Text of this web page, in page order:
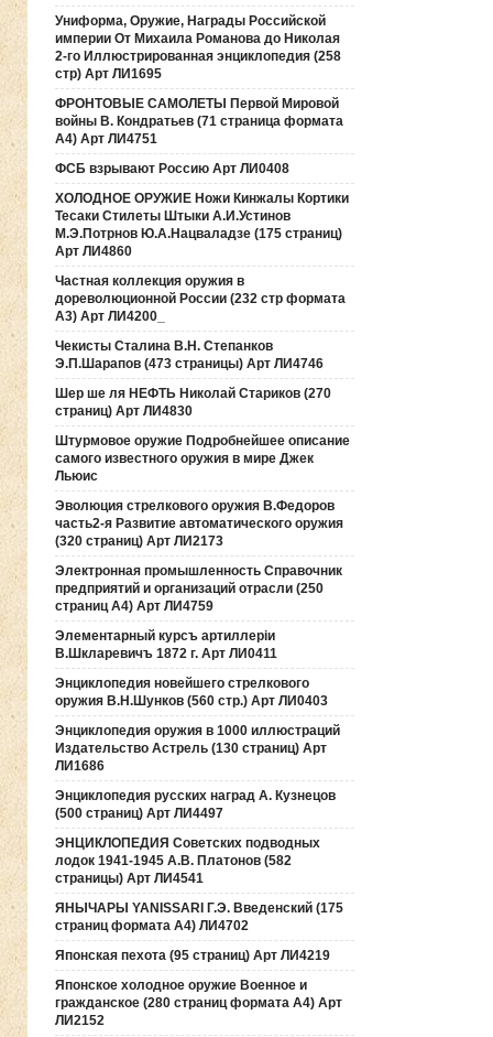
Униформа, Оружие, Награды Российской
империи От Михаила Романова до Николая
2-го Иллюстрированная энциклопедия (258
стр) Арт ЛИ1695
ФРОНТОВЫЕ САМОЛЕТЫ Первой Мировой
войны В. Кондратьев (71 страница формата
А4) Арт ЛИ4751
ФСБ взрывают Россию Арт ЛИ0408
ХОЛОДНОЕ ОРУЖИЕ Ножи Кинжалы Кортики
Тесаки Стилеты Штыки А.И.Устинов
М.Э.Потрнов Ю.А.Нацваладзе (175 страниц)
Арт ЛИ4860
Частная коллекция оружия в
дореволюционной России (232 стр формата
А3) Арт ЛИ4200_
Чекисты Сталина В.Н. Степанков
Э.П.Шарапов (473 страницы) Арт ЛИ4746
Шер ше ля НЕФТЬ Николай Стариков (270
страниц) Арт ЛИ4830
Штурмовое оружие Подробнейшее описание
самого известного оружия в мире Джек
Льюис
Эволюция стрелкового оружия В.Федоров
часть2-я Развитие автоматического оружия
(320 страниц) Арт ЛИ2173
Электронная промышленность Справочник
предприятий и организаций отрасли (250
страниц А4) Арт ЛИ4759
Элементарный курсъ артиллерiи
В.Шкларевичъ 1872 г. Арт ЛИ0411
Энциклопедия новейшего стрелкового
оружия В.Н.Шунков (560 стр.) Арт ЛИ0403
Энциклопедия оружия в 1000 иллюстраций
Издательство Астрель (130 страниц) Арт
ЛИ1686
Энциклопедия русских наград А. Кузнецов
(500 страниц) Арт ЛИ4497
ЭНЦИКЛОПЕДИЯ Советских подводных
лодок 1941-1945 А.В. Платонов (582
страницы) Арт ЛИ4541
ЯНЫЧАРЫ YANISSARI Г.Э. Введенский (175
страниц формата А4) ЛИ4702
Японская пехота (95 страниц) Арт ЛИ4219
Японское холодное оружие Военное и
гражданское (280 страниц формата А4) Арт
ЛИ2152